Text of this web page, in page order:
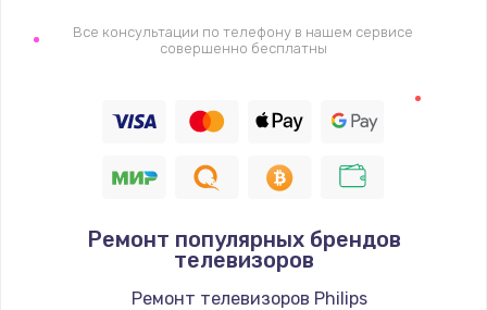
1400 руб.
Восстановление цепи питания, пайка
Заказать
Программный ремонт/прошивка
Все консультации по телефону в нашем сервисе
совершенно бесплатны
Ремонт популярных брендов
телевизоров
Ремонт телевизоров Philips